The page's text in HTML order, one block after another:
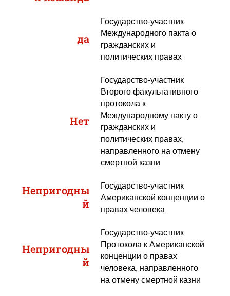
да
Государство-участник
Международного пакта о
гражданских и
политических правах
Нет
Государство-участник
Второго факультативного
протокола к
Международному пакту о
гражданских и
политических правах,
направленного на отмену
смертной казни
Непригодны
й
Государство-участник
Американской конценции о
правах человека
Непригодны
й
Государство-участник
Протокола к Американской
конценции о правах
человека, направленного
на отмену смертной казни